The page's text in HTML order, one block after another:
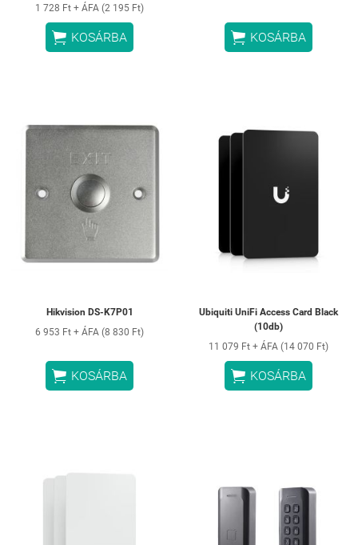
1 728 Ft + ÁFA (2 195 Ft)
 KOSÁRBA  KOSÁRBA
Hikvision DS-K7P01
6 953 Ft + ÁFA (8 830 Ft)
 KOSÁRBA
Ubiquiti UniFi Access Card Black
(10db)
11 079 Ft + ÁFA (14 070 Ft)
 KOSÁRBA